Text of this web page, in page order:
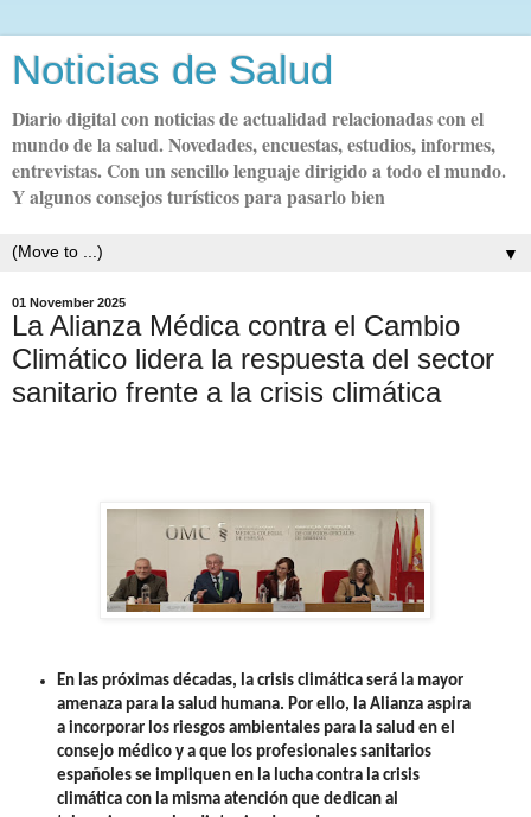
Noticias de Salud
Diario digital con noticias de actualidad relacionadas con el
mundo de la salud. Novedades, encuestas, estudios, informes,
entrevistas. Con un sencillo lenguaje dirigido a todo el mundo.
Y algunos consejos turísticos para pasarlo bien
▼
01 November 2025
La Alianza Médica contra el Cambio
Climático lidera la respuesta del sector
sanitario frente a la crisis climática
En las próximas décadas, la crisis climática será la mayor
amenaza para la salud humana. Por ello, la Alianza aspira
a incorporar los riesgos ambientales para la salud en el
consejo médico y a que los profesionales sanitarios
españoles se impliquen en la lucha contra la crisis
climática con la misma atención que dedican al